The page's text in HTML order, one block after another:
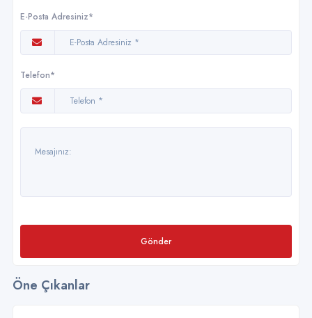
E-Posta Adresiniz*
Telefon*
Gönder
Öne Çıkanlar